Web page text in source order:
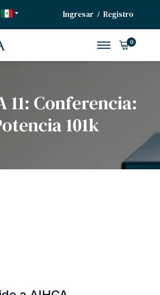
Ingresar / Registro
0
11: Conferencia:
101k